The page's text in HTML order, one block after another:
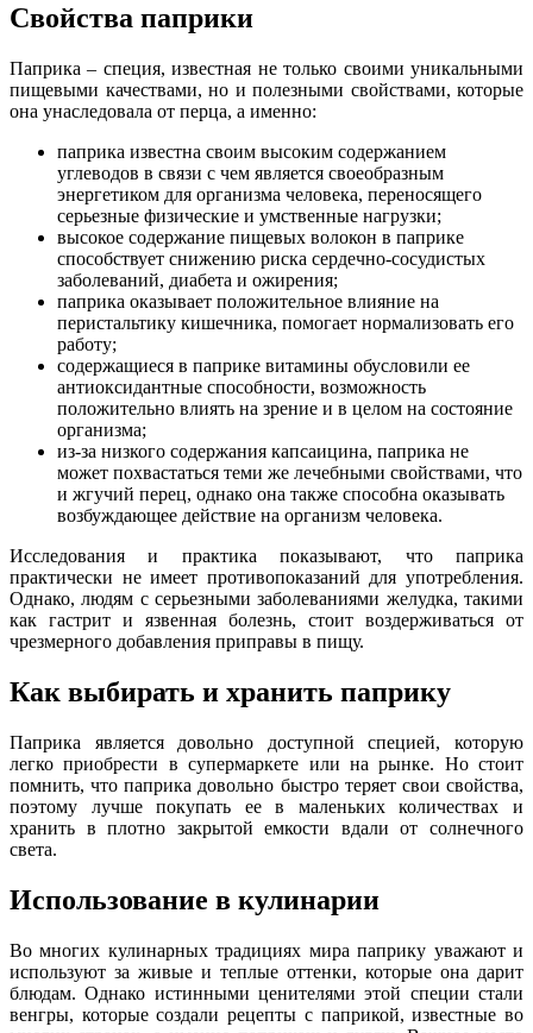
Свойства паприки
Паприка – специя, известная не только своими уникальными
пищевыми качествами, но и полезными свойствами, которые
она унаследовала от перца, а именно:
паприка известна своим высоким содержанием
углеводов в связи с чем является своеобразным
энергетиком для организма человека, переносящего
серьезные физические и умственные нагрузки;
высокое содержание пищевых волокон в паприке
способствует снижению риска сердечно-сосудистых
заболеваний, диабета и ожирения;
паприка оказывает положительное влияние на
перистальтику кишечника, помогает нормализовать его
работу;
содержащиеся в паприке витамины обусловили ее
антиоксидантные способности, возможность
положительно влиять на зрение и в целом на состояние
организма;
из-за низкого содержания капсаицина, паприка не
может похвастаться теми же лечебными свойствами, что
и жгучий перец, однако она также способна оказывать
возбуждающее действие на организм человека.
Исследования и практика показывают, что паприка
практически не имеет противопоказаний для употребления.
Однако, людям с серьезными заболеваниями желудка, такими
как гастрит и язвенная болезнь, стоит воздерживаться от
чрезмерного добавления приправы в пищу.
Как выбирать и хранить паприку
Паприка является довольно доступной специей, которую
легко приобрести в супермаркете или на рынке. Но стоит
помнить, что паприка довольно быстро теряет свои свойства,
поэтому лучше покупать ее в маленьких количествах и
хранить в плотно закрытой емкости вдали от солнечного
света.
Использование в кулинарии
Во многих кулинарных традициях мира паприку уважают и
используют за живые и теплые оттенки, которые она дарит
блюдам. Однако истинными ценителями этой специи стали
венгры, которые создали рецепты с паприкой, известные во